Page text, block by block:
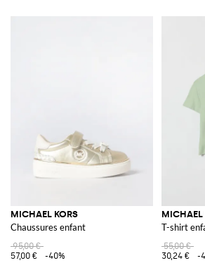
MICHAEL KORS
Chaussures enfant
95,00 €
57,00 €
-40%
MICHAEL
T-shirt
55,00 €
30,24 €
-